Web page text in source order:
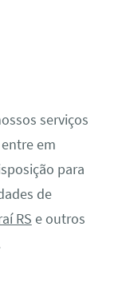
serviços
em
para
de
RS e outros